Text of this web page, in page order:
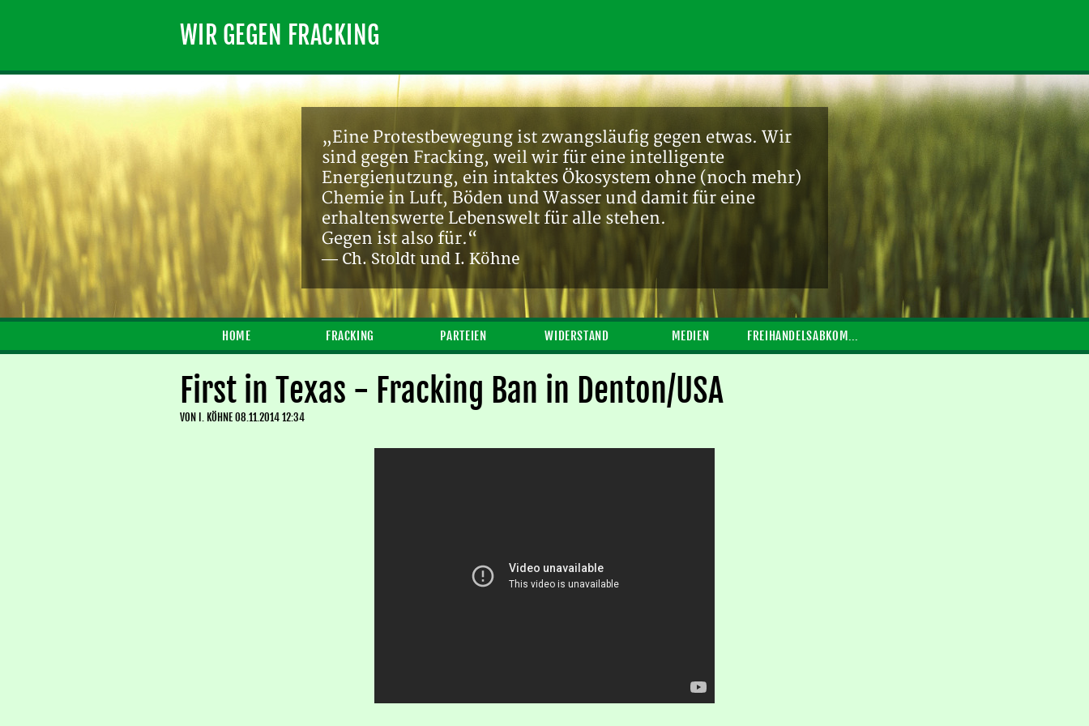
WIR GEGEN FRACKING
„Eine Protestbewegung ist zwangsläufig gegen etwas. Wir
sind gegen Fracking, weil wir für eine intelligente
Energienutzung, ein intaktes Ökosystem ohne (noch mehr)
Chemie in Luft, Böden und Wasser und damit für eine
erhaltenswerte Lebenswelt für alle stehen.
Gegen ist also für.“
— Ch. Stoldt und I. Köhne
HOME FRACKING PARTEIEN WIDERSTAND MEDIEN FREIHANDELSABKOMMEN
First in Texas - Fracking Ban in Denton/USA
VON I. KÖHNE08.11.2014 12:34